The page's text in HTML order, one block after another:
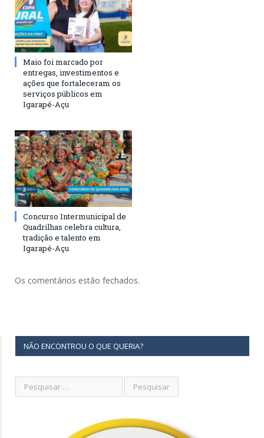
Maio foi marcado por
entregas, investimentos e
ações que fortaleceram os
serviços públicos em
Igarapé-Açu
Concurso Intermunicipal de
Quadrilhas celebra cultura,
tradição e talento em
Igarapé-Açu
Os comentários estão fechados.
NÃO ENCONTROU O QUE QUERIA?